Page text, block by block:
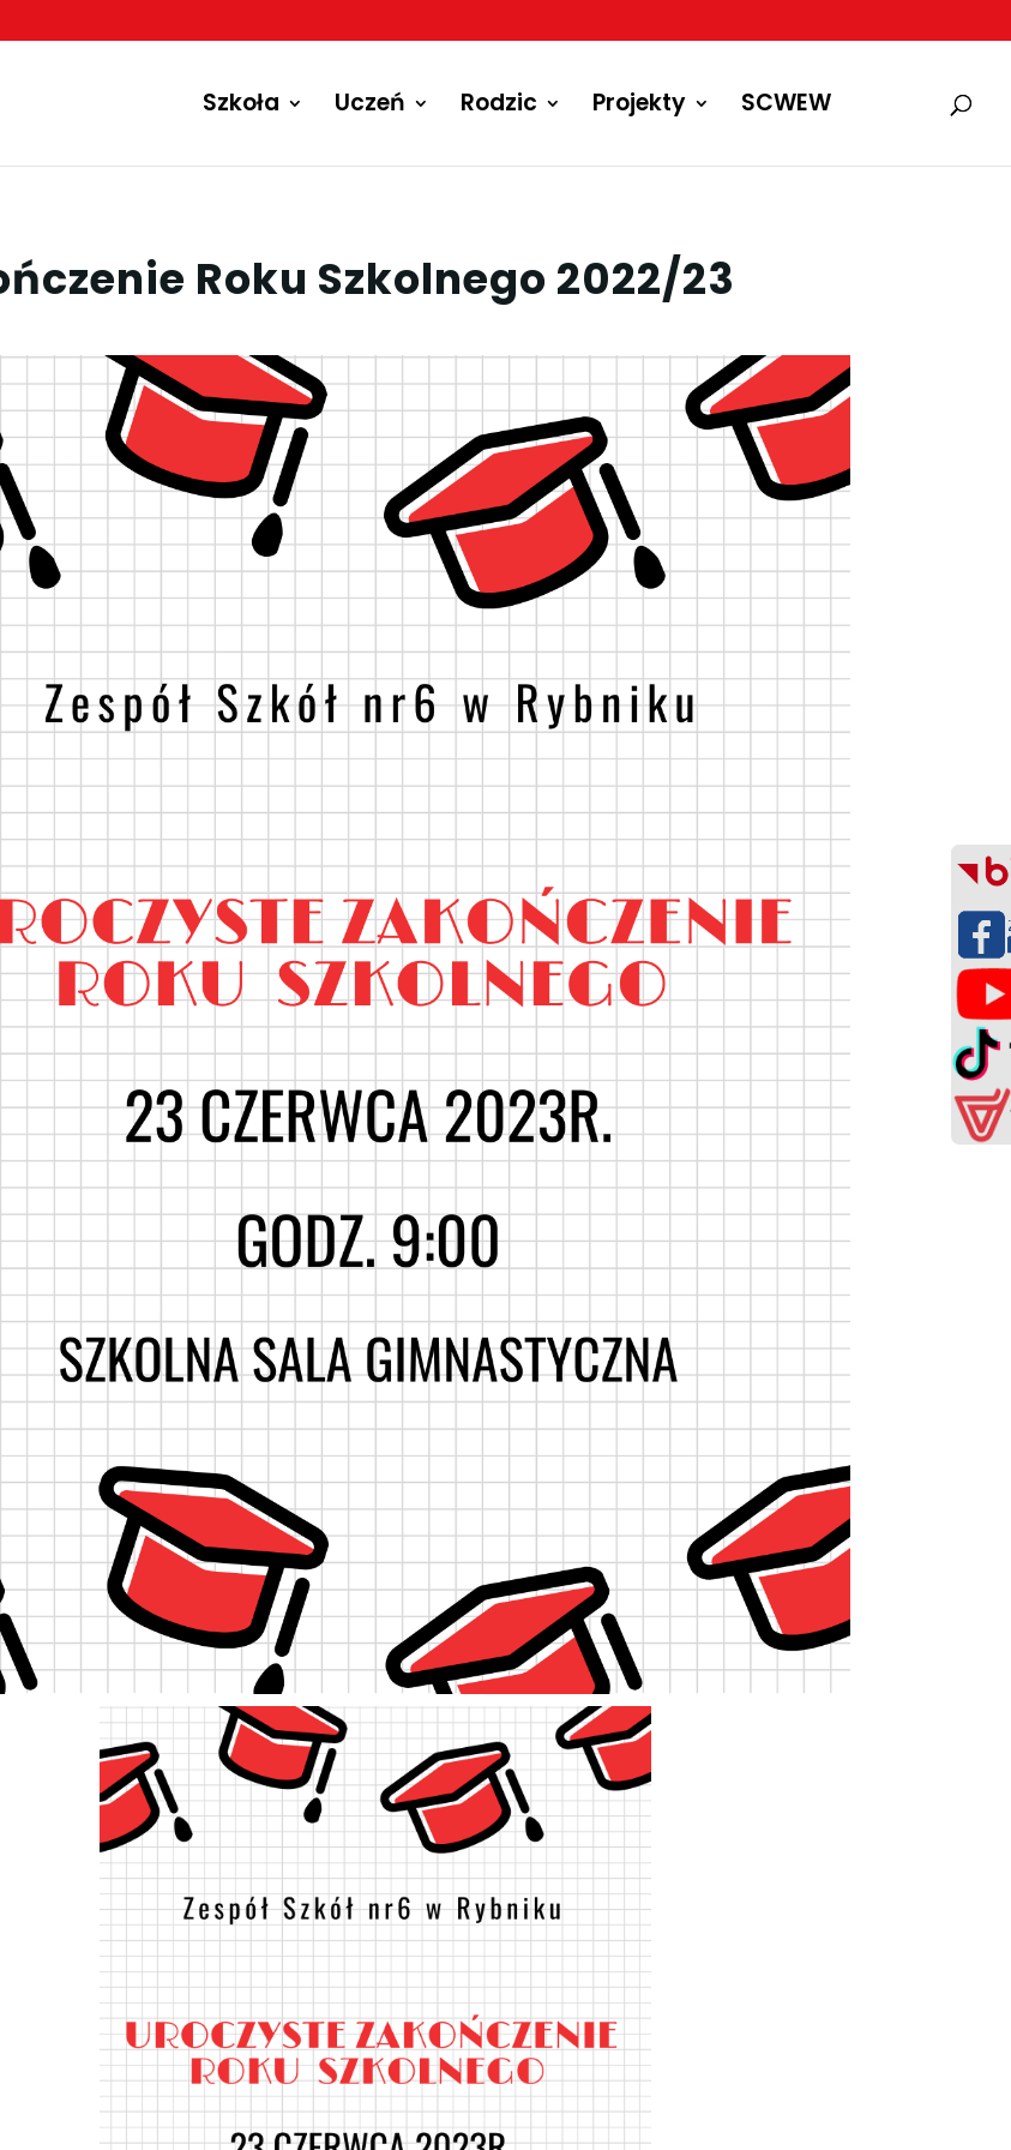
Szkoła Uczeń Rodzic Projekty SCWEW
Roku Szkolnego 2022/23